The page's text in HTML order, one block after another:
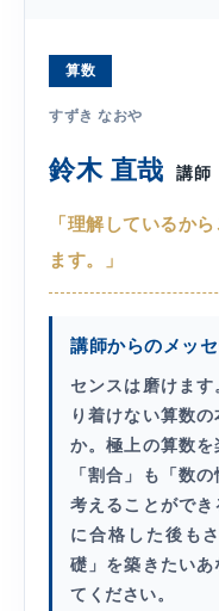
算数
すずき なおや
鈴木 直哉 講師
「理解しているか
ます。」
講師からのメッ
センスは磨けま
り着けない算数
か。極上の算数
「割合」も「数
考えることがで
に合格した後も
礎」を築きたい
てください。